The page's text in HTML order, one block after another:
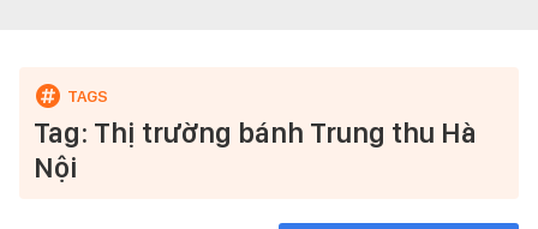
Tag: Thị trường bánh Trung thu Hà
Nội